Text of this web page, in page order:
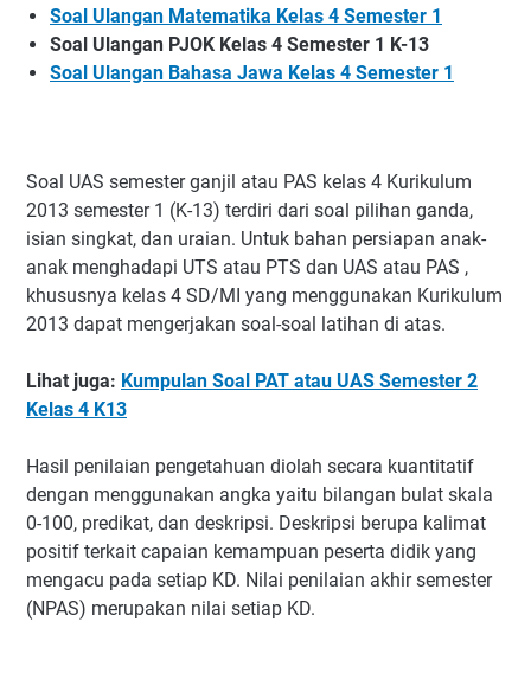
Soal Ulangan Matematika Kelas 4 Semester 1
Soal Ulangan PJOK Kelas 4 Semester 1 K-13
Soal Ulangan Bahasa Jawa Kelas 4 Semester 1
Soal UAS semester ganjil atau PAS kelas 4 Kurikulum
2013 semester 1 (K-13) terdiri dari soal pilihan ganda,
isian singkat, dan uraian. Untuk bahan persiapan anak-
anak menghadapi UTS atau PTS dan UAS atau PAS ,
khususnya kelas 4 SD/MI yang menggunakan Kurikulum
2013 dapat mengerjakan soal-soal latihan di atas.
Lihat juga: Kumpulan Soal PAT atau UAS Semester 2
Kelas 4 K13
Hasil penilaian pengetahuan diolah secara kuantitatif
dengan menggunakan angka yaitu bilangan bulat skala
0-100, predikat, dan deskripsi. Deskripsi berupa kalimat
positif terkait capaian kemampuan peserta didik yang
mengacu pada setiap KD. Nilai penilaian akhir semester
(NPAS) merupakan nilai setiap KD.